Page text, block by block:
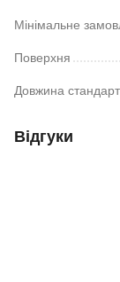
Мінімальне
Поверхня
Довжина
Відгуки